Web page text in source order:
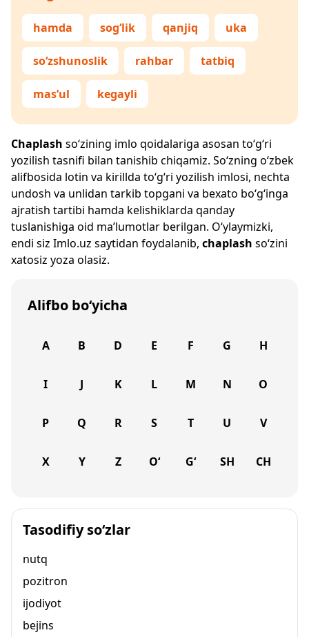
hamda sog‘lik qanjiq uka
so‘zshunoslik rahbar tatbiq
mas’ul kegayli
Chaplash so‘zining imlo qoidalariga asosan to‘g‘ri
yozilish tasnifi bilan tanishib chiqamiz. So‘zning o‘zbek
alifbosida lotin va kirillda to‘g‘ri yozilish imlosi, nechta
undosh va unlidan tarkib topgani va bexato bo‘g‘inga
ajratish tartibi hamda kelishiklarda qanday
tuslanishiga oid ma’lumotlar berilgan. O‘ylaymizki,
endi siz Imlo.uz saytidan foydalanib, chaplash so‘zini
xatosiz yoza olasiz.
Alifbo bo‘yicha
A B D E F G H
I J K L M N O
P Q R S T U V
X Y Z O‘ G‘ SH CH
Tasodifiy so‘zlar
nutq
pozitron
ijodiyot
bejins